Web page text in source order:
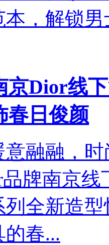
，解锁男
京Dior线
春日俊颜
意融融，
牌南京线
全新造
春...